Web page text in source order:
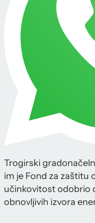
Trogirski
im je Fond za zaštitu
učinkovitost odobrio
obnovljivih izvora